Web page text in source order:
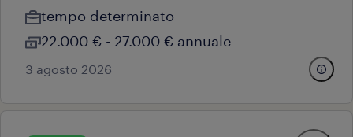
tempo determinato
22.000 € - 27.000 € annuale
3 agosto 2026